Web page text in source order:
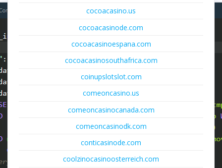
cocoacasino.us
cocoacasinode.com
cocoacasinoespana.com
cocoacasinosouthafrica.com
coinupslotslot.com
comeoncasino.us
comeoncasinocanada.com
comeoncasinodk.com
conticasinode.com
coolzinocasinoosterreich.com